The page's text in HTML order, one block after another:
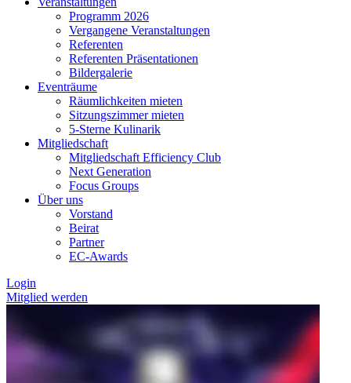
Programm 2026
Vergangene Veranstaltungen
Referenten
Referenten Präsentationen
Bildergalerie
Eventräume
Räumlichkeiten mieten
Sitzungszimmer mieten
5-Sterne Kulinarik
Mitgliedschaft
Mitgliedschaft Efficiency Club
Next Generation
Focus Groups
Über uns
Vorstand
Beirat
Partner
EC-Awards
Login
Mitglied werden